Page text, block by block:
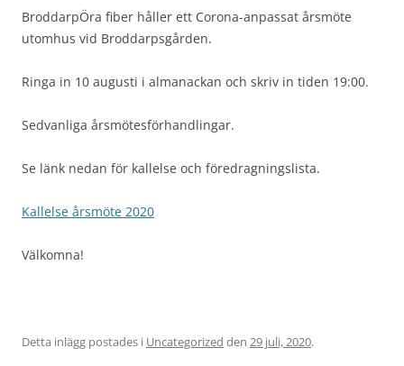
BroddarpÖra fiber håller ett Corona-anpassat årsmöte
utomhus vid Broddarpsgården.
Ringa in 10 augusti i almanackan och skriv in tiden 19:00.
Sedvanliga årsmötesförhandlingar.
Se länk nedan för kallelse och föredragningslista.
Kallelse årsmöte 2020
Välkomna!
Detta inlägg postades i Uncategorized den 29 juli, 2020.